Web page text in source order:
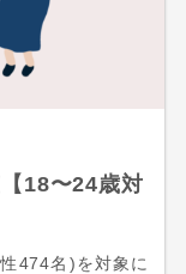
18〜24歳対
474名)を対象に